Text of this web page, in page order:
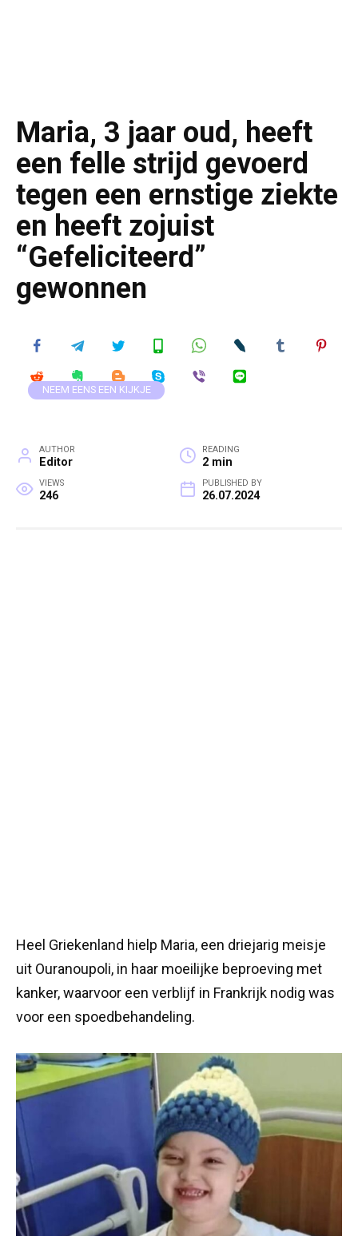
Maria, 3 jaar oud, heeft
een felle strijd gevoerd
tegen een ernstige ziekte
en heeft zojuist
“Gefeliciteerd”
gewonnen
NEEM EENS EEN KIJKJE
AUTHOR
Editor
READING
2 min
VIEWS
246
PUBLISHED BY
26.07.2024
Heel Griekenland hielp Maria, een driejarig meisje
uit Ouranoupoli, in haar moeilijke beproeving met
kanker, waarvoor een verblijf in Frankrijk nodig was
voor een spoedbehandeling.